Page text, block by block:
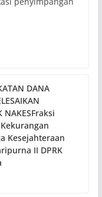
DANA
NAKESFraksi
Kesejahteraan
II DPRK